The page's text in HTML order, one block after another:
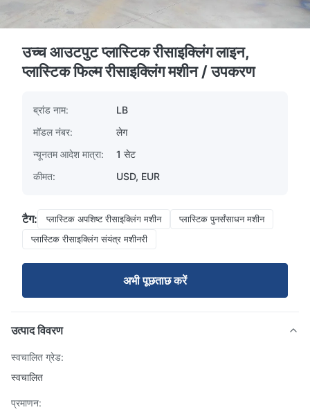
उच्च आउटपुट प्लास्टिक रीसाइक्लिंग लाइन,
प्लास्टिक फिल्म रीसाइक्लिंग मशीन / उपकरण
ब्रांड नाम:
LB
मॉडल नंबर:
लेग
न्यूनतम आदेश मात्रा:
1 सेट
कीमत:
USD, EUR
टैग: प्लास्टिक अपशिष्ट रीसाइक्लिंग मशीन
प्लास्टिक पुनर्संसाधन मशीन
प्लास्टिक रीसाइक्लिंग संयंत्र मशीनरी
अभी पूछताछ करें
उत्पाद विवरण
स्वचालित ग्रेड:
स्वचालित
प्रमाणन: